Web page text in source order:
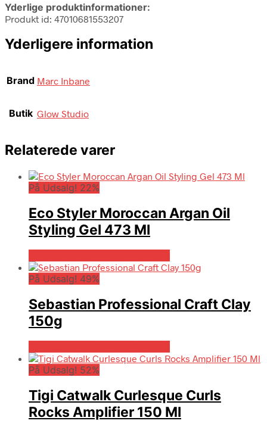
Yderlige produktinformationer:
Produkt id: 47010681553207
Yderligere information
Brand Marc Inbane
Butik Glow Studio
Relaterede varer
På Udsalg! 22%
Eco Styler Moroccan Argan Oil
Styling Gel 473 Ml
På Udsalg! 49%
Sebastian Professional Craft Clay
150g
På Udsalg! 52%
Tigi Catwalk Curlesque Curls
Rocks Amplifier 150 Ml